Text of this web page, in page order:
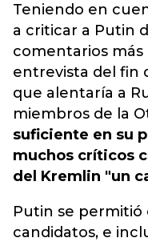
Teniendo en
a criticar a Putin
comentarios
entrevista del fin
que alentaría a
miembros de la
suficiente en su
muchos críticos
del Kremlin "un
Putin se permitió
candidatos, e